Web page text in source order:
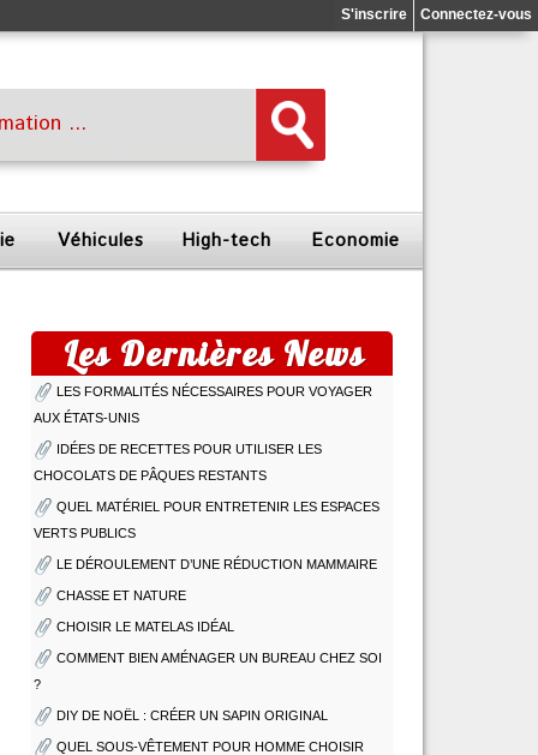
Connectez-vous
S'inscrire
Véhicules High-tech Economie
Les Dernières News
LES FORMALITÉS NÉCESSAIRES POUR VOYAGER
AUX ÉTATS-UNIS
IDÉES DE RECETTES POUR UTILISER LES
CHOCOLATS DE PÂQUES RESTANTS
QUEL MATÉRIEL POUR ENTRETENIR LES ESPACES
VERTS PUBLICS
LE DÉROULEMENT D’UNE RÉDUCTION MAMMAIRE
CHASSE ET NATURE
CHOISIR LE MATELAS IDÉAL
COMMENT BIEN AMÉNAGER UN BUREAU CHEZ SOI
?
DIY DE NOËL : CRÉER UN SAPIN ORIGINAL
QUEL SOUS-VÊTEMENT POUR HOMME CHOISIR